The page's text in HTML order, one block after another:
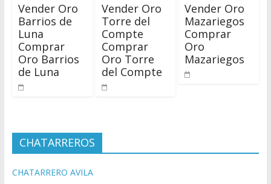
Vender Oro
Barrios de
Luna
Comprar
Oro Barrios
de Luna
Vender Oro
Torre del
Compte
Comprar
Oro Torre
del Compte
Vender Oro
Mazariegos
Comprar
Oro
Mazariegos
CHATARREROS
CHATARRERO AVILA